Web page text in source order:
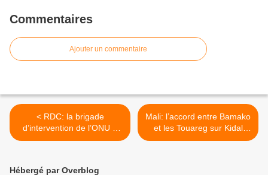
Commentaires
Ajouter un commentaire
< RDC: la brigade
d’intervention de l’ONU a
déjà commencé son travail
Mali: l’accord entre Bamako
et les Touareg sur Kidal
devrait être finalisé
Hébergé par Overblog